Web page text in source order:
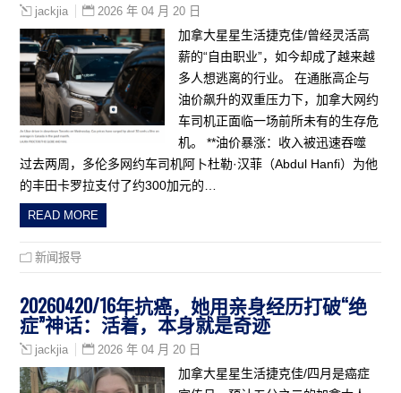
jackjia 2026 年 04 月 20 日
加拿大星星生活捷克佳/曾经灵活高
薪的“自由职业”，如今却成了越来越
多人想逃离的行业。 在通胀高企与
油价飙升的双重压力下，加拿大网约
车司机正面临一场前所未有的生存危
机。 **油价暴涨：收入被迅速吞噬
过去两周，多伦多网约车司机阿卜杜勒·汉菲（Abdul Hanfi）为他
的丰田卡罗拉支付了约300加元的…
READ MORE
新闻报导
20260420/16年抗癌，她用亲身经历打破“绝
症”神话：活着，本身就是奇迹
jackjia 2026 年 04 月 20 日
加拿大星星生活捷克佳/四月是癌症